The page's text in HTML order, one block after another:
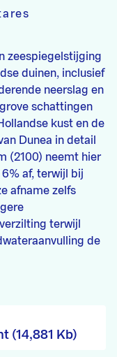
zeespiegelstijging
duinen, inclusief
neerslag en
schattingen
kust en de
Dunea in detail
(2100) neemt hier
af, terwijl bij
afname zelfs
terwijl
de
(14,881 Kb)